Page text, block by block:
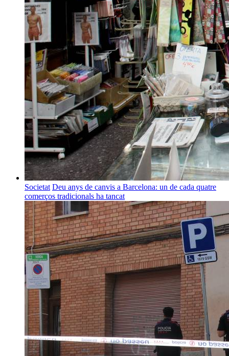
Societat Deu anys de canvis a Barcelona: un de cada quatre
comerços tradicionals ha tancat